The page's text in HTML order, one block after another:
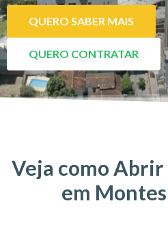
QUERO SABER MAIS
QUERO CONTRATAR
Veja como Abrir
em